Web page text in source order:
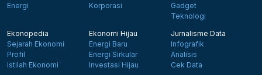
Energi
Korporasi
Gadget
Teknologi
Ekonopedia
Sejarah Ekonomi
Profil
Istilah Ekonomi
Ekonomi Hijau
Energi Baru
Energi Sirkular
Investasi Hijau
Jurnalisme Data
Infografik
Analisis
Cek Data